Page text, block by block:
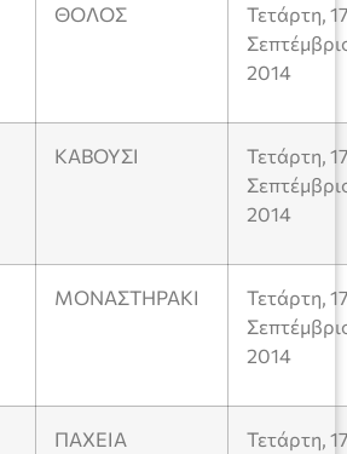
ΘΟΛΟΣ
Τετάρτη,
2014
ΚΑΒΟΥΣΙ
Τετάρτη,
2014
ΜΟΝΑΣΤΗΡΑΚΙ
Τετάρτη,
2014
ΠΑΧΕΙΑ
Τετάρτη,